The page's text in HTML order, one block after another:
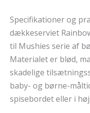
Specifikationer og
dækkeserviet
til Mushies serie af
Materialet er blød,
skadelige
baby- og børne-
spisebordet eller i